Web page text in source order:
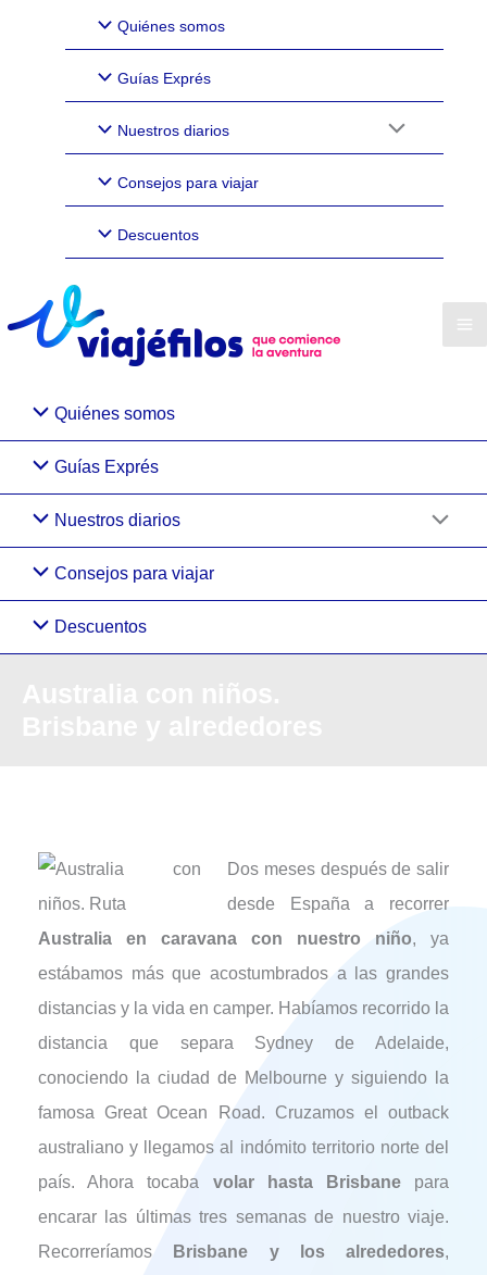
Quiénes somos
Guías Exprés
Nuestros diarios
Consejos para viajar
Descuentos
Quiénes somos
Guías Exprés
Nuestros diarios
Consejos para viajar
Descuentos
Dos meses después de salir
desde España a recorrer
Australia en caravana con nuestro niño, ya
estábamos más que acostumbrados a las grandes
distancias y la vida en camper. Habíamos recorrido la
distancia que separa Sydney de Adelaide,
conociendo la ciudad de Melbourne y siguiendo la
famosa Great Ocean Road. Cruzamos el outback
australiano y llegamos al indómito territorio norte del
país. Ahora tocaba volar hasta Brisbanepara
encarar las últimas tres semanas de nuestro viaje.
Recorreríamos
Brisbane y los alrededores,